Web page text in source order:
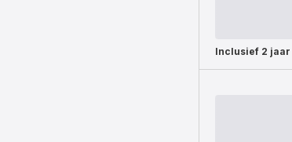
Inclusief 2